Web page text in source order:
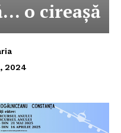
o cireaşă
2024